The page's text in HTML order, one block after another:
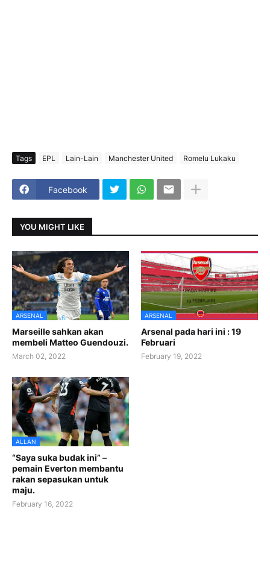
Tags EPL Lain-Lain Manchester United Romelu Lukaku
Facebook
YOU MIGHT LIKE
ARSENAL
Marseille sahkan akan
membeli Matteo Guendouzi.
March 02, 2022
ARSENAL
Arsenal pada hari ini : 19
Februari
February 19, 2022
ALLAN
“Saya suka budak ini” –
pemain Everton membantu
rakan sepasukan untuk
maju.
February 16, 2022